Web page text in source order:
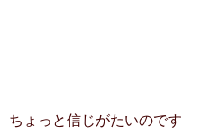
ちょっと信じがたいのです